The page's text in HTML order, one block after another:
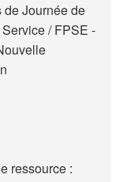
Journée de
/ FPSE -
ressource :